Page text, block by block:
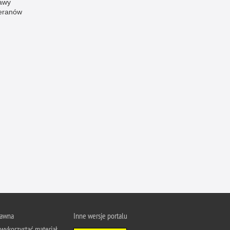
i odważni
Inne wersje portalu